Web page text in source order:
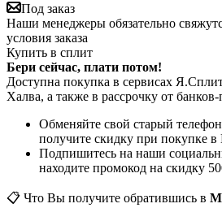
Под заказ
Наши менеджеры обязательно
условия заказа
Купить в сплит
Бери сейчас, плати потом!
Доступна покупка в сервисах
Халва, а также в рассрочку от банков-
Обменяйте свой старый
получите скидку при покупке
Подпишитесь на наши
находите промокод на скидку
📋 Что Вы получите обратившись в